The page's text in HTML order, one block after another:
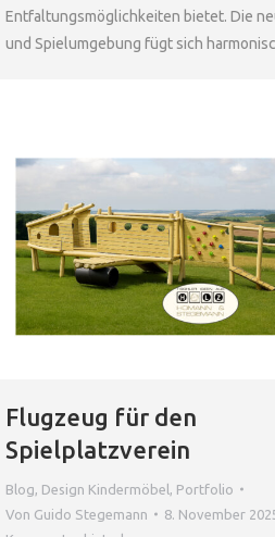
Entfaltungsmöglichkeiten bietet. Die
und Spielumgebung fügt sich
Flugzeug für den
Spielplatzverein
Blog Design Kindermöbel Portfolio
Von Guido Stegemann
8. November